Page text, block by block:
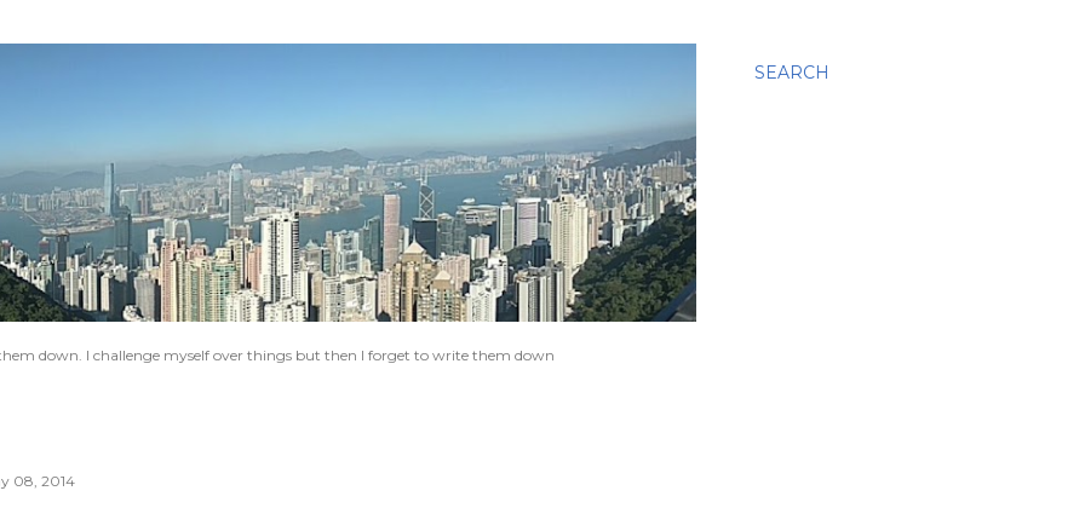
SEARCH
down. I challenge myself over things but then I forget to write them down
08, 2014